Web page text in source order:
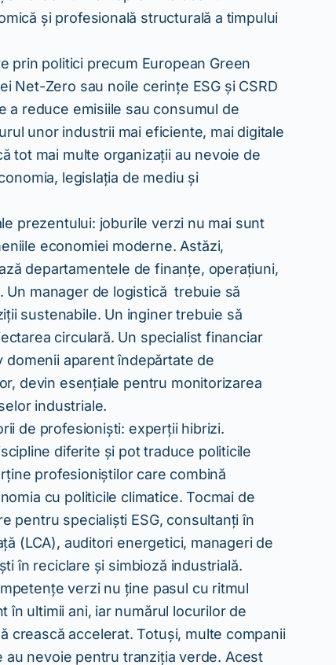
și profesională structurală a timpului
prin politici precum European Green
Net-Zero sau noile cerințe ESG și CSRD
a reduce emisiile sau consumul de
unor industrii mai eficiente, mai digitale
tot mai multe organizații au nevoie de
legislația de mediu și
prezentului: joburile verzi nu mai sunt
economiei moderne. Astăzi,
departamentele de finanțe, operațiuni,
Un manager de logistică trebuie să
sustenabile. Un inginer trebuie să
circulară. Un specialist financiar
domenii aparent îndepărtate de
devin esențiale pentru monitorizarea
industriale.
de profesioniști: experții hibrizi.
diferite și pot traduce politicile
profesioniștilor care combină
cu politicile climatice. Tocmai de
pentru specialiști ESG, consultanți în
(LCA), auditori energetici, manageri de
în reciclare și simbioză industrială.
verzi nu ține pasul cu ritmul
în ultimii ani, iar numărul locurilor de
crească accelerat. Totuși, multe companii
nevoie pentru tranziția verde. Acest